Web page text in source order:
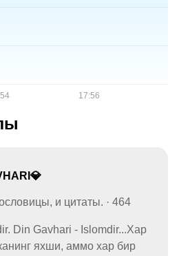
и цитаты. · 464
Din Gavhari - Islomdir...Хар
яхши, аммо хар бир